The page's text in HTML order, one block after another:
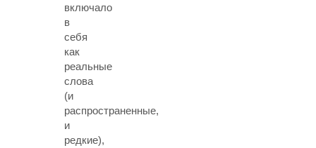
включало
в
себя
как
реальные
слова
(и
распространенные,
и
редкие),